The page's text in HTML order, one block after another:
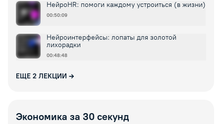
НейроHR: помоги каждому устроиться (в жизни)
00:50:09
Нейроинтерфейсы: лопаты для золотой
лихорадки
00:48:48
ЕЩЕ 2 ЛЕКЦИИ
Экономика за 30 секунд